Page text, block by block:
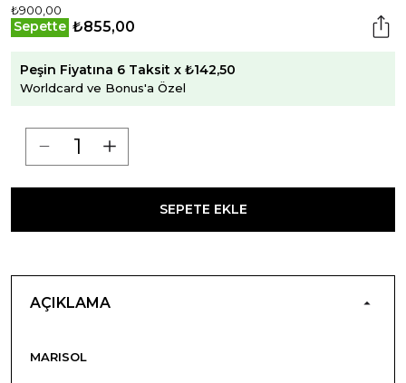
₺900,00
Sepette ₺855,00
Peşin Fiyatına 6 Taksit x ₺142,50
Worldcard ve Bonus'a Özel
SEPETE EKLE
AÇIKLAMA
MARISOL